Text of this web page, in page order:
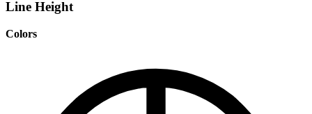
Line Height
Colors